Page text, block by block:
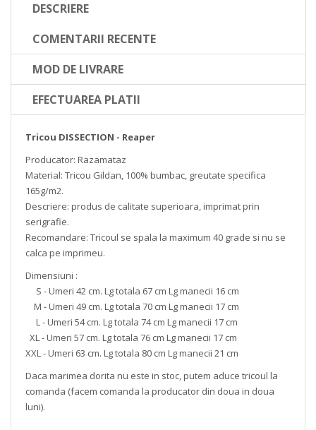
DESCRIERE
COMENTARII RECENTE
MOD DE LIVRARE
EFECTUAREA PLATII
Tricou DISSECTION - Reaper
Producator: Razamataz
Material: Tricou Gildan, 100% bumbac, greutate specifica
165g/m2.
Descriere: produs de calitate superioara, imprimat prin
serigrafie.
Recomandare: Tricoul se spala la maximum 40 grade si nu se
calca pe imprimeu.
Dimensiuni :
S - Umeri 42 cm. Lg totala 67 cm Lg manecii 16 cm
M - Umeri 49 cm. Lg totala 70 cm Lg manecii 17 cm
L - Umeri 54 cm. Lg totala 74 cm Lg manecii 17 cm
XL - Umeri 57 cm. Lg totala 76 cm Lg manecii 17 cm
XXL - Umeri 63 cm. Lg totala 80 cm Lg manecii 21 cm
Daca marimea dorita nu este in stoc, putem aduce tricoul la
comanda (facem comanda la producator din doua in doua
luni).